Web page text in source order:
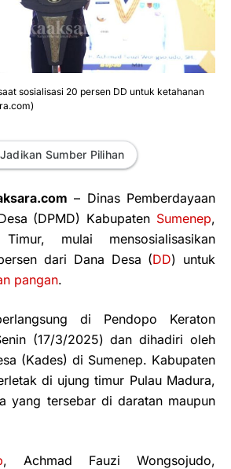
sosialisasi 20 persen DD untuk ketahanan
Jadikan Sumber Pilihan
– Dinas Pemberdayaan
(DPMD) Kabupaten Sumenep,
mulai mensosialisasikan
dari Dana Desa (DD) untuk
pangan.
di Pendopo Keraton
(17/3/2025) dan dihadiri oleh
(Kades) di Sumenep. Kabupaten
di ujung timur Pulau Madura,
yang tersebar di daratan maupun
, Achmad Fauzi Wongsojudo,